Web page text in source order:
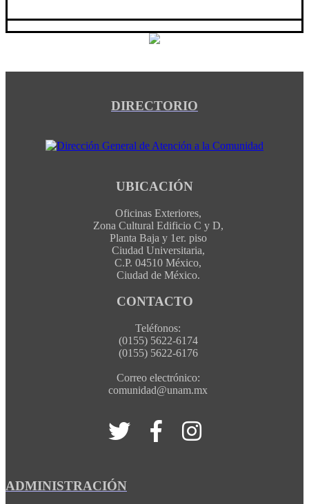
DIRECTORIO
UBICACIÓN
Oficinas Exteriores,
Zona Cultural Edificio C y D,
Planta Baja y 1er. piso
Ciudad Universitaria,
C.P. 04510 México,
Ciudad de México.
CONTACTO
Teléfonos:
(0155) 5622-6174
(0155) 5622-6176
Correo electrónico:
comunidad@unam.mx
ADMINISTRACIÓN